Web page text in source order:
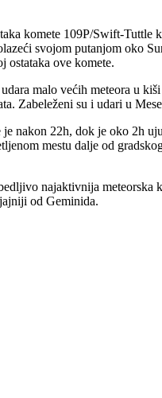
komete 109P/Swift-
svojom putanjom oko
ostataka ove komete.
malo većih meteora u
Zabeleženi su i udari u
je nakon 22h, dok je oko 2h
mestu dalje od
najaktivnija
od Geminida.